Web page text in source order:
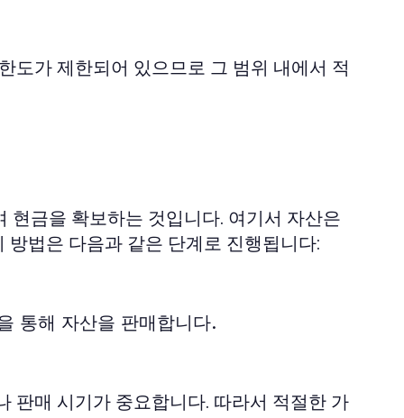
도가 제한되어 있으므로 그 범위 내에서 적
금을 확보하는 것입니다. 여기서 자산은
법은 다음과 같은 단계로 진행됩니다:
통해 자산을 판매합니다.
판매 시기가 중요합니다. 따라서 적절한 가